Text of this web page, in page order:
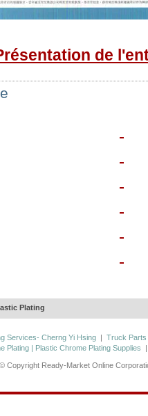
de
Plating
Services- Cherng Yi Hsing | Truck Parts
Plating | Plastic Chrome Plating Supplies
Copyright Ready-Market Online